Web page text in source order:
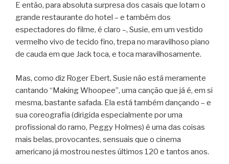
E então, para absoluta surpresa dos casais que lotam o
grande restaurante do hotel – e também dos
espectadores do filme, é claro –, Susie, em um vestido
vermelho vivo de tecido fino, trepa no maravilhoso piano
de cauda em que Jack toca, e toca maravilhosamente.
Mas, como diz Roger Ebert, Susie não está meramente
cantando “Making Whoopee”, uma canção que já é, em si
mesma, bastante safada. Ela está também dançando – e
sua coreografia (dirigida especialmente por uma
profissional do ramo, Peggy Holmes) é uma das coisas
mais belas, provocantes, sensuais que o cinema
americano já mostrou nestes últimos 120 e tantos anos.